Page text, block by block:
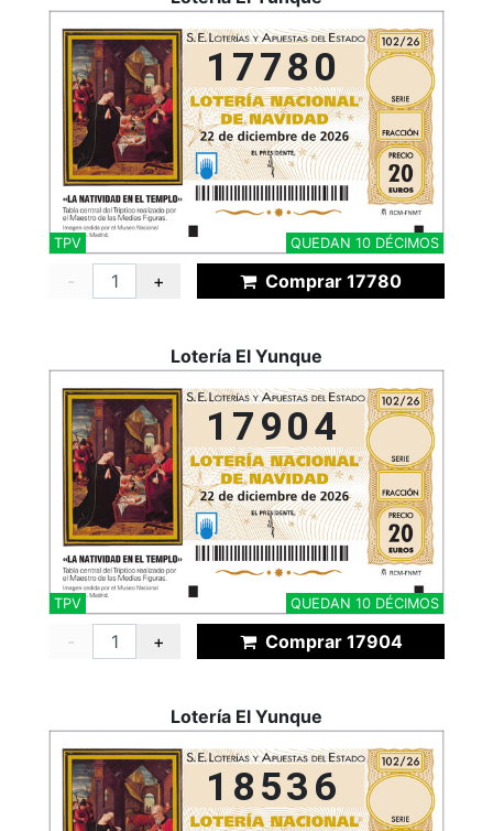
17780
QUEDAN 10 DÉCIMOS
TPV
- + Comprar 17780
Lotería El Yunque
17904
QUEDAN 10 DÉCIMOS
TPV
- + Comprar 17904
Lotería El Yunque
18536